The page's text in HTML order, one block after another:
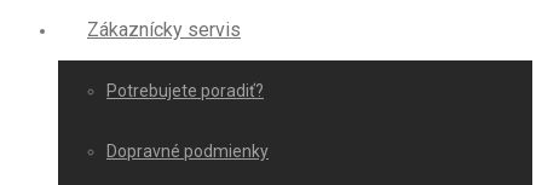
Zákaznícky servis
Potrebujete poradiť?
Dopravné podmienky